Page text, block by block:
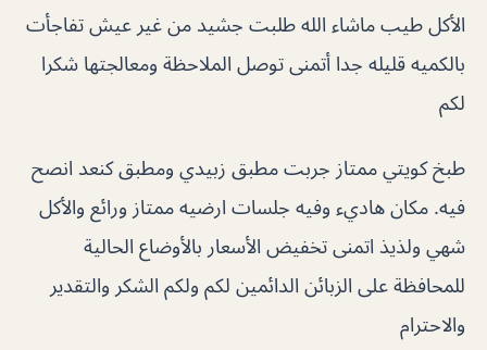
الأكل طيب ماشاء الله طلبت جشيد من غير عيش تفاجأت
بالكميه قليله جدا أتمنى توصل الملاحظة ومعالجتها شكرا
لكم
طبخ كويتي ممتاز جربت مطبق زبيدي ومطبق كنعد انصح
فيه. مكان هاديء وفيه جلسات ارضيه ممتاز ورائع والأكل
شهي ولذيذ اتمنى تخفيض الأسعار بالأوضاع الحالية
للمحافظة على الزبائن الدائمين لكم ولكم الشكر والتقدير
والاحترام